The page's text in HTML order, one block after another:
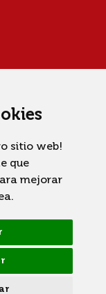
sitio web!
que
mejorar